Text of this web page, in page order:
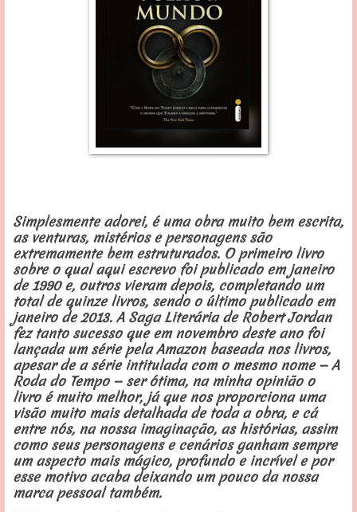
Simplesmente adorei, é uma obra muito bem escrita,
as venturas, mistérios e personagens são
extremamente bem estruturados. O primeiro livro
sobre o qual aqui escrevo foi publicado em janeiro
de 1990 e, outros vieram depois, completando um
total de quinze livros, sendo o último publicado em
janeiro de 2013. A Saga Literária de Robert Jordan
fez tanto sucesso que em novembro deste ano foi
lançada um série pela Amazon baseada nos livros,
apesar de a série intitulada com o mesmo nome — A
Roda do Tempo — ser ótima, na minha opinião o
livro é muito melhor, já que nos proporciona uma
visão muito mais detalhada de toda a obra, e cá
entre nós, na nossa imaginação, as histórias, assim
como seus personagens e cenários ganham sempre
um aspecto mais mágico, profundo e incrível e por
esse motivo acaba deixando um pouco da nossa
marca pessoal também.